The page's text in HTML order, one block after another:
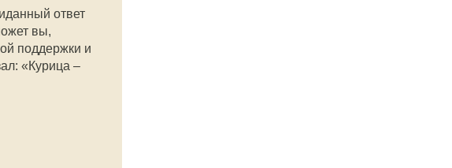
ответ
вы,
поддержки и
«Курица –